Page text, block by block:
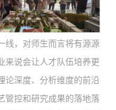
线，对师生而言将有源源
来说会让人才队伍培养更
论深度、分析维度的前沿
管控和研究成果的落地落